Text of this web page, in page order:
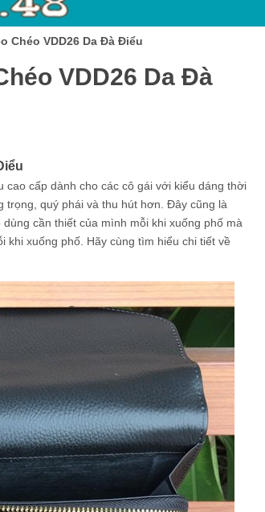
Chéo VDD26 Da Đà Điểu
VDD26 Da Đà
cấp dành cho các cô gái với kiểu dáng thời
trọng, quý phái và thu hút hơn. Đây cũng là
cần thiết của mình mỗi khi xuống phố mà
khi xuống phố. Hãy cùng tìm hiểu chi tiết về